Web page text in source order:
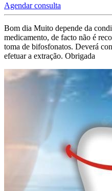
Agendar consulta
Bom dia Muito depende da
medicamento, de facto não é
toma de bifosfonatos. Deverá
efetuar a extração. Obrigada